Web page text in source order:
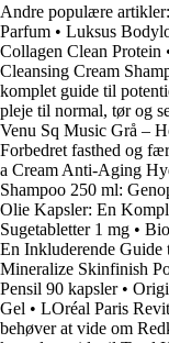
Andre populære artikler:
Parfum • Luksus
Collagen Clean Protein
Cleansing Cream
komplet guide til
pleje til normal, tør og
Venu Sq Music Grå –
Forbedret fasthed og
a Cream Anti-Aging
Shampoo 250 ml:
Olie Kapsler: En
Sugetabletter 1 mg •
En Inkluderende
Mineralize Skinfinish
Pensil 90 kapsler•
Gel • LOréal Paris
behøver at vide om